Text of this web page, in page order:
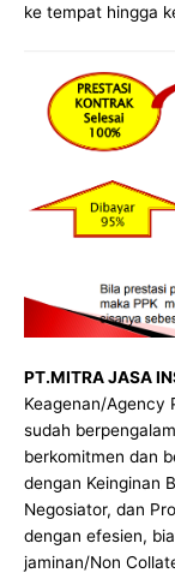
ke tempat hingga
PT.MITRA JASA
Keagenan/Agency
sudah
berkomitmen dan
dengan Keinginan
Negosiator, dan
dengan efesien,
jaminan/Non